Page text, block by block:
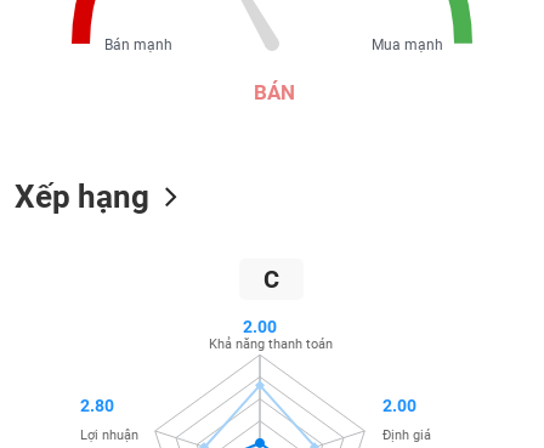
BÁN
Mua mạnh
Bán mạnh
Xếp hạng
C
2.00
Khả năng thanh toán
2.00
Định giá
2.80
Lợi nhuận